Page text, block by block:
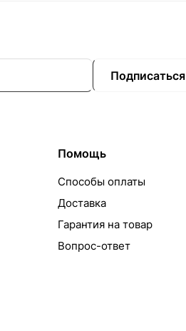
Подписаться
Помощь
Способы оплаты
Доставка
Гарантия на товар
Вопрос-ответ